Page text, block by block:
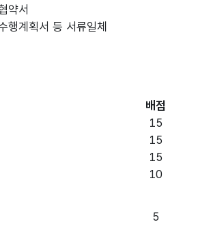
약서
행계획서 등 서류일체
배점
15
15
15
10
5